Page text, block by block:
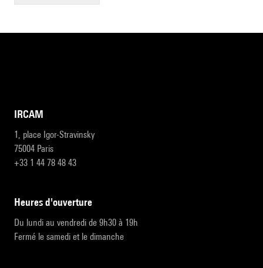
IRCAM
1, place Igor-Stravinsky
75004 Paris
+33 1 44 78 48 43
heures d'ouverture
Du lundi au vendredi de 9h30 à 19h
Fermé le samedi et le dimanche